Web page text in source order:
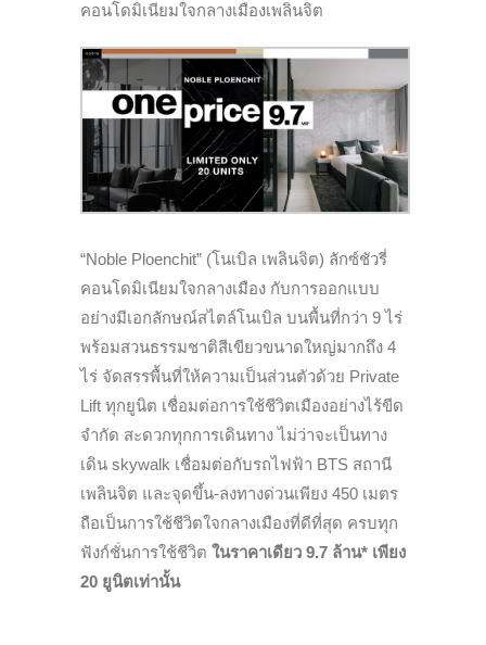
คอนโดมิเนียมใจกลางเมืองเพลินจิต
“Noble Ploenchit” (โนเบิล เพลินจิต) ลักซ์ชัวรี่
คอนโดมิเนียมใจกลางเมือง กับการออกแบบ
อย่างมีเอกลักษณ์สไตล์โนเบิล บนพื้นที่กว่า 9 ไร่
พร้อมสวนธรรมชาติสีเขียวขนาดใหญ่มากถึง 4
ไร่ จัดสรรพื้นที่ให้ความเป็นส่วนตัวด้วย Private
Lift ทุกยูนิต เชื่อมต่อการใช้ชีวิตเมืองอย่างไร้ขีด
จำกัด สะดวกทุกการเดินทาง ไม่ว่าจะเป็นทาง
เดิน skywalk เชื่อมต่อกับรถไฟฟ้า BTS สถานี
เพลินจิต และจุดขึ้น-ลงทางด่วนเพียง 450 เมตร
ถือเป็นการใช้ชีวิตใจกลางเมืองที่ดีที่สุด ครบทุก
ฟังก์ชั่นการใช้ชีวิต ในราคาเดียว 9.7 ล้าน* เพียง
20 ยูนิตเท่านั้น